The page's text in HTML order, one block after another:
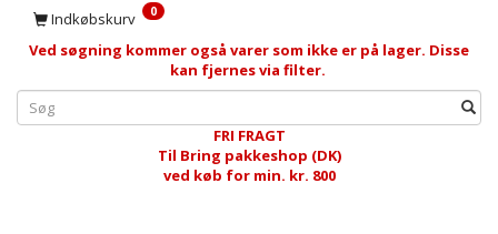
Indkøbskurv 0
Ved søgning kommer også varer som ikke er på lager. Disse
kan fjernes via filter.
FRI FRAGT
Til Bring pakkeshop (DK)
ved køb for min. kr. 800